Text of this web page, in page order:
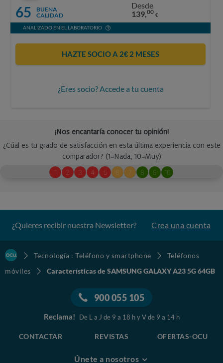
65
BUENA
CALIDAD
Desde
139,00 €
ANALIZADO EN EL LABORATORIO
HAZTE SOCIO A 2€ 2 MESES
¿Eres socio? Accede a tu cuenta
¿Quieres recibir nuestra Newsletter? Crea una cuenta
Tecnología : Teléfono y smartphone
Teléfonos
móviles
Características de SAMSUNG GALAXY A23 5G 64GB
900 055 105
Reclama! De L a J de 9 a 18 h y V de 9 a 14 h
CONTACTAR REVISTAS OFERTAS-OCU
Únete a nosotros